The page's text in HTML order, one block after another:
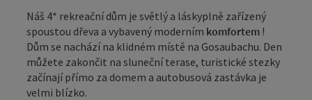
Náš 4* rekreační dům je světlý a láskyplně zařízený
spoustou dřeva a vybavený moderním komfortem !
Dům se nachází na klidném místě na Gosaubachu. Den
můžete zakončit na sluneční terase, turistické stezky
začínají přímo za domem a autobusová zastávka je
velmi blízko.